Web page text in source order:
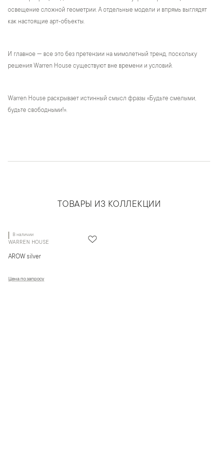
освещение сложной геометрии. А отдельные модели и впрямь выглядят
как настоящие арт-объекты.
И главное — все это без претензии на мимолетный тренд, поскольку
решения Warren House существуют вне времени и условий.
Warren House раскрывает истинный смысл фразы «Будьте смелыми,
будьте свободными!».
ТОВАРЫ ИЗ КОЛЛЕКЦИИ
В наличии
WARREN HOUSE
AROW silver
Цена по запросу